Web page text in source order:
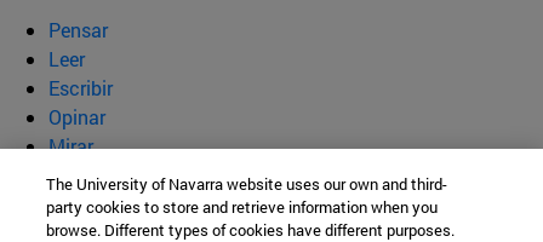
Pensar
Leer
Escribir
Opinar
Mirar
Quiénes somos
BeBrave
The University of Navarra website uses our own and third-
party cookies to store and retrieve information when you
browse. Different types of cookies have different purposes.